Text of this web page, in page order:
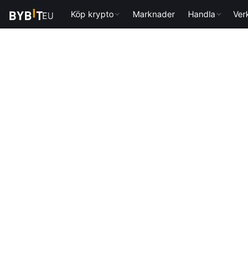
Köp krypto Marknader Handla